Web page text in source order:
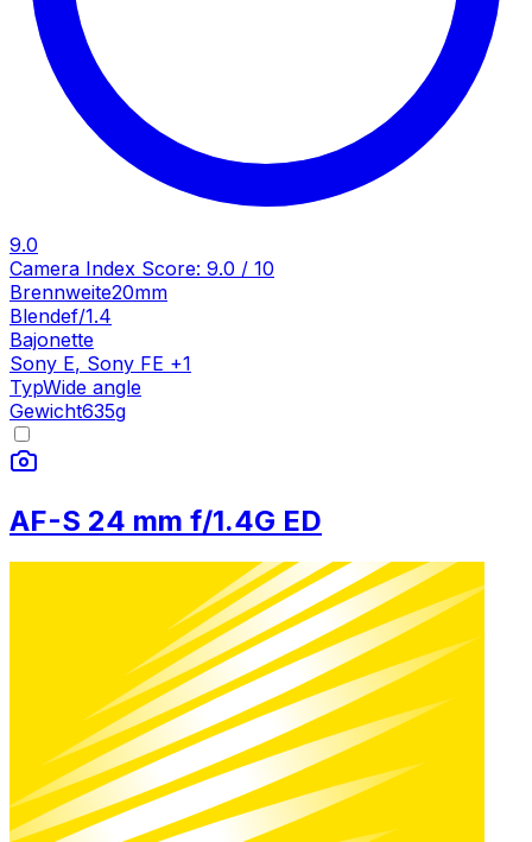
9.0
Camera Index Score: 9.0 / 10
Brennweite20mm
Blendef/1.4
Bajonette
Sony E, Sony FE +1
TypWide angle
Gewicht635g
AF-S 24 mm f/1.4G ED